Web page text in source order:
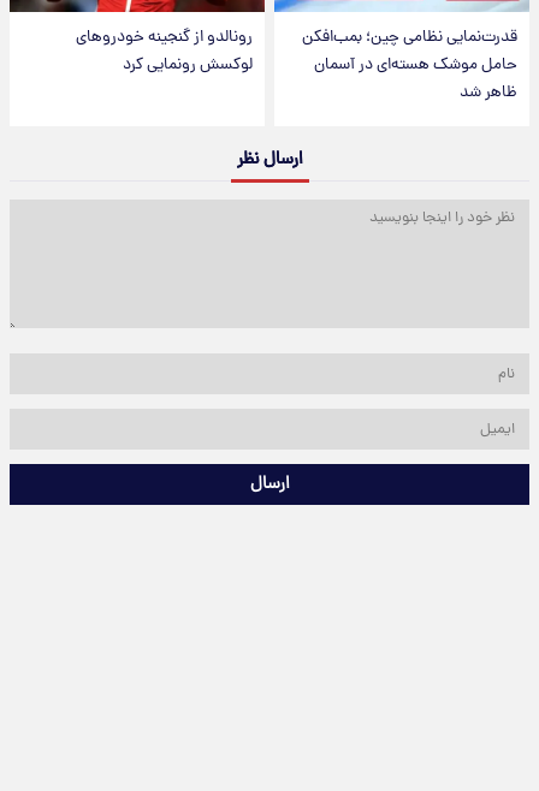
قدرت‌نمایی نظامی چین؛ بمب‌افکن
حامل موشک هسته‌ای در آسمان
ظاهر شد
رونالدو از گنجینه خودروهای
لوکسش رونمایی کرد
ارسال نظر
ارسال